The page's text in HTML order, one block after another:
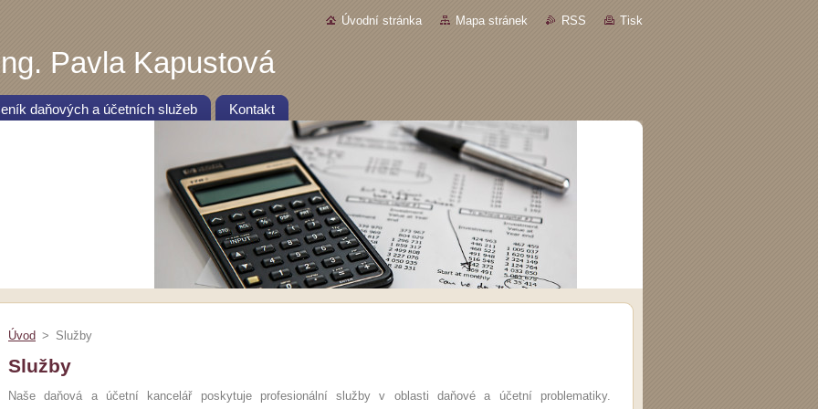
Úvodní stránka Mapa stránek RSS Tisk
Pavla Kapustová
daňových a účetních služeb Kontakt
Úvod > Služby
Služby
Naše daňová a účetní kancelář poskytuje profesionální služby v oblasti daňové a účetní problematiky.